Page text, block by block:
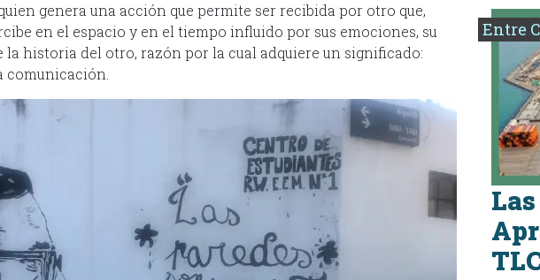
genera una acción que permite ser recibida por otro que,
en el espacio y en el tiempo influido por sus emociones, su
la historia del otro, razón por la cual adquiere un significado:
comunicación.
Entre